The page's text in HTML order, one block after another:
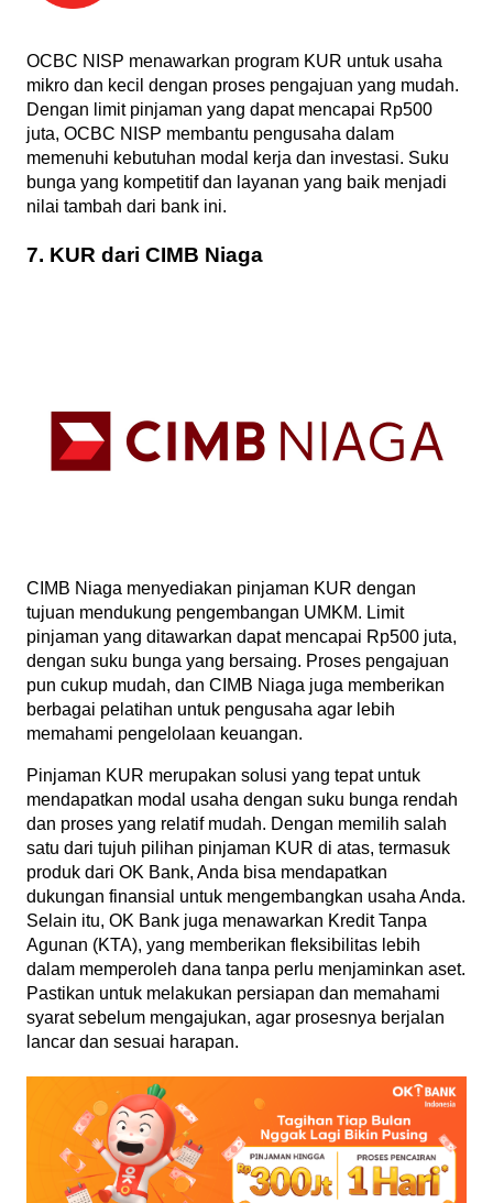
OCBC NISP menawarkan program KUR untuk usaha
mikro dan kecil dengan proses pengajuan yang mudah.
Dengan limit pinjaman yang dapat mencapai Rp500
juta, OCBC NISP membantu pengusaha dalam
memenuhi kebutuhan modal kerja dan investasi. Suku
bunga yang kompetitif dan layanan yang baik menjadi
nilai tambah dari bank ini.
7. KUR dari CIMB Niaga
CIMB Niaga menyediakan pinjaman KUR dengan
tujuan mendukung pengembangan UMKM. Limit
pinjaman yang ditawarkan dapat mencapai Rp500 juta,
dengan suku bunga yang bersaing. Proses pengajuan
pun cukup mudah, dan CIMB Niaga juga memberikan
berbagai pelatihan untuk pengusaha agar lebih
memahami pengelolaan keuangan.
Pinjaman KUR merupakan solusi yang tepat untuk
mendapatkan modal usaha dengan suku bunga rendah
dan proses yang relatif mudah. Dengan memilih salah
satu dari tujuh pilihan pinjaman KUR di atas, termasuk
produk dari OK Bank, Anda bisa mendapatkan
dukungan finansial untuk mengembangkan usaha Anda.
Selain itu, OK Bank juga menawarkan Kredit Tanpa
Agunan (KTA), yang memberikan fleksibilitas lebih
dalam memperoleh dana tanpa perlu menjaminkan aset.
Pastikan untuk melakukan persiapan dan memahami
syarat sebelum mengajukan, agar prosesnya berjalan
lancar dan sesuai harapan.